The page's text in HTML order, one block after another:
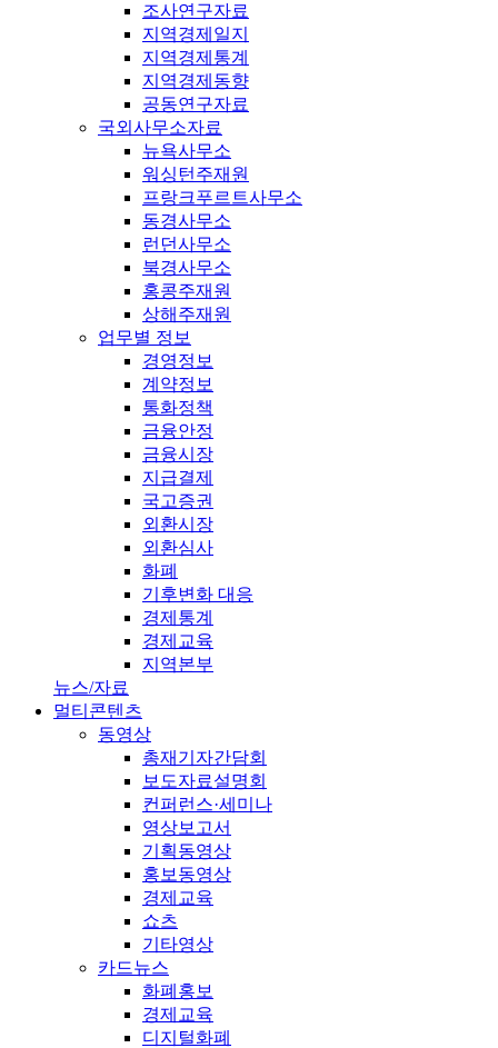
조사연구자료
지역경제일지
지역경제통계
지역경제동향
공동연구자료
국외사무소자료
뉴욕사무소
워싱턴주재원
프랑크푸르트사무소
동경사무소
런던사무소
북경사무소
홍콩주재원
상해주재원
업무별 정보
경영정보
계약정보
통화정책
금융안정
금융시장
지급결제
국고증권
외환시장
외환심사
화폐
기후변화 대응
경제통계
경제교육
지역본부
뉴스/자료
멀티콘텐츠
동영상
총재기자간담회
보도자료설명회
컨퍼런스·세미나
영상보고서
기획동영상
홍보동영상
경제교육
쇼츠
기타영상
카드뉴스
화폐홍보
경제교육
디지털화폐